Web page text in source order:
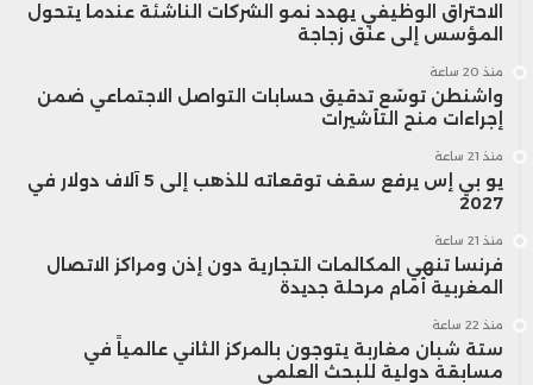
الاحتراق الوظيفي يهدد نمو الشركات الناشئة عندما يتحول
المؤسس إلى عنق زجاجة
منذ 20 ساعة
واشنطن توسّع تدقيق حسابات التواصل الاجتماعي ضمن
إجراءات منح التأشيرات
منذ 21 ساعة
يو بي إس يرفع سقف توقعاته للذهب إلى 5 آلاف دولار في
2027
منذ 21 ساعة
فرنسا تنهي المكالمات التجارية دون إذن ومراكز الاتصال
المغربية أمام مرحلة جديدة
منذ 22 ساعة
ستة شبان مغاربة يتوجون بالمركز الثاني عالمياً في
مسابقة دولية للبحث العلمي